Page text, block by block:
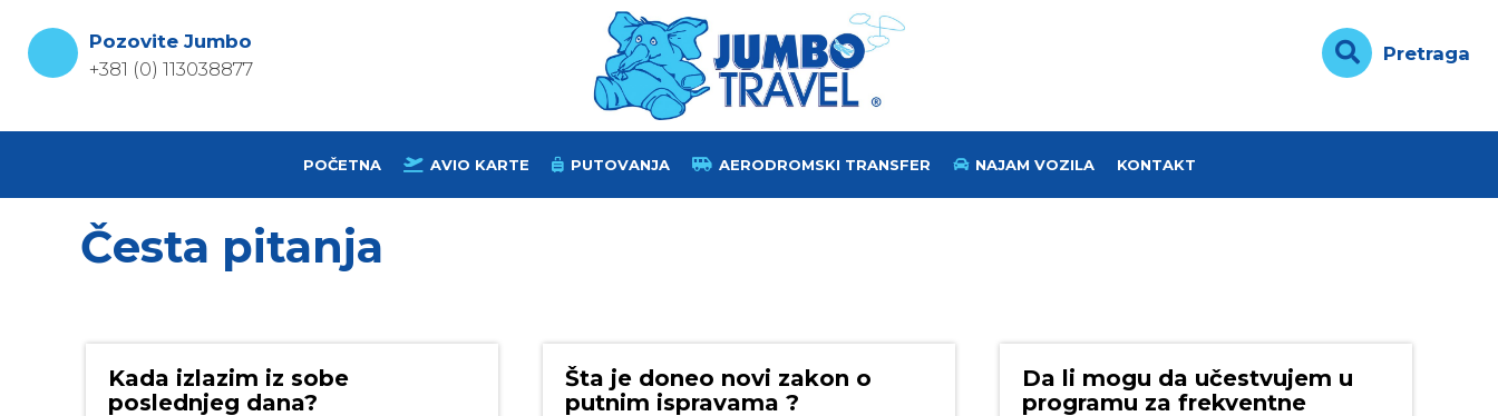
content
Pozovite Jumbo
+381 (0) 113038877
Pretraga
POČETNA AVIO KARTE PUTOVANJA AERODROMSKI TRANSFER NAJAM VOZILA KONTAKT
Česta pitanja
Kada izlazim iz sobe
poslednjeg dana?
Šta je doneo novi zakon o
putnim ispravama ?
Da li mogu da učestvujem u
programu za frekventne